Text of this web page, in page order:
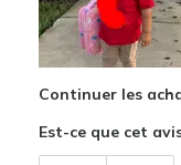
Durable
Les meilleures
Casual Wear
Width
Continuer les
Est-ce que cet